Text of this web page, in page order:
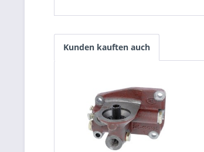
Kunden kauften auch